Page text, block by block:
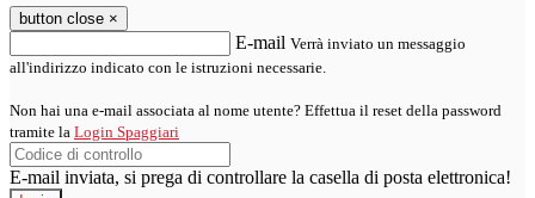
button close ×
E-mail Verrà inviato un messaggio
all'indirizzo indicato con le istruzioni necessarie.
Non hai una e-mail associata al nome utente? Effettua il reset della password
tramite la Login Spaggiari
E-mail inviata, si prega di controllare la casella di posta elettronica!